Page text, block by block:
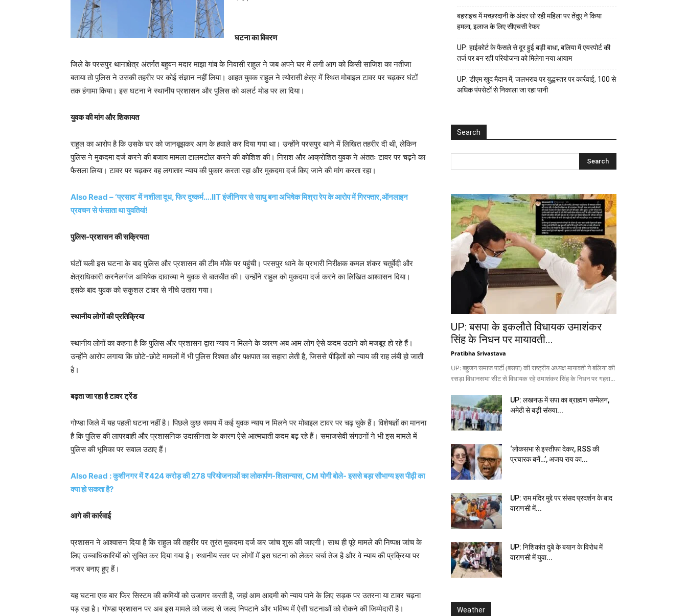
घटना का विवरण
जिले के परसपुर थानाक्षेत्र अंतर्गत बहुवन मदार माझा गांव के निवासी राहुल ने जब अपने घर में लगी आग को किसी साजिश का नतीजा
बताया तो पुलिस ने उसकी तहरीर पर कोई संज्ञान नहीं लिया। आहत युवक राहुल ने त्योरासी क्षेत्र में स्थित मोबाइल टावर पर चढ़कर घंटों
तक हंगामा किया। इस घटना ने स्थानीय प्रशासन और पुलिस को अलर्ट मोड पर ला दिया।
युवक की मांग और शिकायत
राहुल का आरोप है कि उसके घर को जानबूझकर आग के हवाले कर दिया गया था। उन्होंने परसपुर थाने में लिखित तहरीर दी थी, लेकिन
पुलिस ने मुकदमा दर्ज करने की बजाय मामला टालमटोल करने की कोशिश की। निराश और आक्रोशित युवक ने अंततः टावर पर चढ़ने का
फैसला लिया। टावर पर चढ़कर वह लगातार न्याय की पुकार करता रहा और मुकदमा दर्ज किए जाने की मांग करता रहा।
Also Read – ‘प्रसाद’ में नशीला दूध, फिर दुष्कर्म….IIT इंजीनियर से साधु बना अभिषेक मिश्रा रेप के आरोप में गिरफ्तार,ऑनलाइन
प्रवचन से फंसाता था युवतियां!
पुलिस-प्रशासन की सक्रियता
घंटों चली इस घटना के बाद पुलिस और प्रशासन की टीम मौके पर पहुंची। परसपुर थाने के प्रभारी निरीक्षक कमल शंकर चतुर्वेदी और
क्षेत्राधिकारी करनैलगंज अभिषेक दावाच्या ने युवक से बातचीत की। उन्होंने राहुल को मुकदमा दर्ज करने का लिखित आश्वासन दिया।
इसके बाद युवक को सकुशल टावर से नीचे उतारा गया।
स्थानीय लोगों की प्रतिक्रिया
स्थानीय लोगों का कहना है कि पुलिस और प्रशासन द्वारा न्याय न मिलने के कारण अब आम लोग ऐसे कदम उठाने को मजबूर हो रहे हैं।
उन्होंने आरोप लगाया कि छोटे-छोटे मामलों में भी पुलिस रिश्वत और पक्षपात का सहारा लेती है, जिससे पीड़ितों को न्याय की राह लंबी हो जाती
है।
बढ़ता जा रहा है टावर ट्रेंड
गोण्डा जिले में यह पहली घटना नहीं है। पिछले कुछ समय में कई युवक न्याय न मिलने पर मोबाइल टावर पर चढ़ चुके हैं। विशेषज्ञों का मानना
है कि पुलिस की लापरवाही और प्रशासनिक उदासीनता के कारण ऐसे आत्मघाती कदम बढ़ रहे हैं। समाजसेवी संगठनों ने भी इस मामले में
पुलिस की भूमिका पर सवाल उठाए हैं।
Also Read : कुशीनगर में ₹424 करोड़ की 278 परियोजनाओं का लोकार्पण-शिलान्यास, CM योगी बोले- इससे बड़ा सौभाग्य इस पीढ़ी का
क्या हो सकता है?
आगे की कार्रवाई
प्रशासन ने आश्वासन दिया है कि राहुल की तहरीर पर तुरंत मुकदमा दर्ज कर जांच शुरू की जाएगी। साथ ही पूरे मामले की निष्पक्ष जांच के
लिए उच्चाधिकारियों को सूचित कर दिया गया है। स्थानीय स्तर पर लोगों में इस घटना को लेकर चर्चा तेज है और वे न्याय की प्रक्रिया पर
नजर बनाए हुए हैं।
यह घटना एक बार फिर सिस्टम की कमियों को उजागर करती है, जहां आम आदमी को न्याय पाने के लिए सड़क पर उतरना या टावर चढ़ना
पड़ रहा है। गोण्डा प्रशासन पर अब इस मामले को जल्द से जल्द निपटाने और भविष्य में ऐसी घटनाओं को रोकने की जिम्मेदारी है।
बहराइच में मच्छरदानी के अंदर सो रही महिला पर तेंदुए ने किया
हमला, इलाज के लिए सीएचसी रेफर
UP: हाईकोर्ट के फैसले से दूर हुई बड़ी बाधा, बलिया में एयरपोर्ट की
तर्ज पर बन रही परियोजना को मिलेगा नया आयाम
UP: डीएम खुद मैदान में, जलभराव पर युद्धस्तर पर कार्रवाई, 100 से
अधिक पंपसेटों से निकाला जा रहा पानी
Search
UP: बसपा के इकलौते विधायक उमाशंकर
सिंह के निधन पर मायावती...
Pratibha Srivastava
UP: बहुजन समाज पार्टी (बसपा) की राष्ट्रीय अध्यक्ष मायावती ने बलिया की
रसड़ा विधानसभा सीट से विधायक रहे उमाशंकर सिंह के निधन पर गहरा...
UP: लखनऊ में सपा का ब्राह्मण सम्मेलन,
अमेठी से बड़ी संख्या...
‘लोकसभा से इस्तीफा देकर, RSS की
प्रचारक बनें…’, अजय राय का...
UP: राम मंदिर मुद्दे पर संसद प्रदर्शन के बाद
वाराणसी में...
UP: निशिकांत दुबे के बयान के विरोध में
वाराणसी में युवा...
Weather